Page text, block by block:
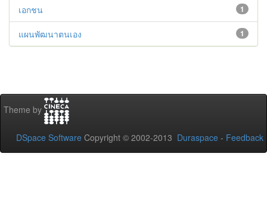
1
เอกชน
1
แผนพัฒนาตนเอง
Theme by
DSpace Software Copyright © 2002-2013 Duraspace - Feedback